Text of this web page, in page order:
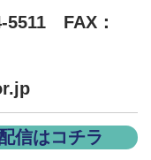
FAX：
信はコチラ